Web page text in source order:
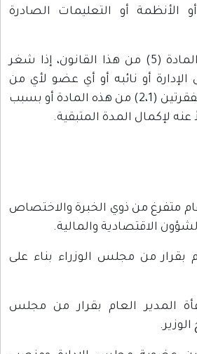
الأنظمة أو التعليمات الصادرة
3. مع مراعاة أحكام المادة (5) من هذا القانون، إذا شغر
أو نائبه أو أي عضو لأي من
الأسباب الواردة في الفقرتين (2،1) من هذه المادة أو بسبب
عنه لإكمال المدة المتبقية.
متفرغ من ذوي الخبرة والاختصاص
الاقتصادية والمالية.
بقرار من مجلس الوزراء بناء على
المدير العام بقرار من مجلس
الوزير.